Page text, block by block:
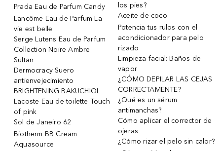
Prada Eau de Parfum Candy
Lancôme Eau de Parfum La
vie est belle
Serge Lutens Eau de Parfum
Collection Noire Ambre
Sultan
Dermocracy Suero
antienvejecimiento
BRIGHTENING BAKUCHIOL
Lacoste Eau de toilette Touch
of pink
Sol de Janeiro 62
Biotherm BB Cream
Aquasource
los pies?
Aceite de coco
Potencia tus rulos con el
acondicionador para pelo
rizado
Limpieza facial: Baños de
vapor
¿CÓMO DEPILAR LAS CEJAS
CORRECTAMENTE?
¿Qué es un sérum
antimanchas?
Cómo aplicar el corrector de
ojeras
¿Cómo rizar el pelo sin calor?